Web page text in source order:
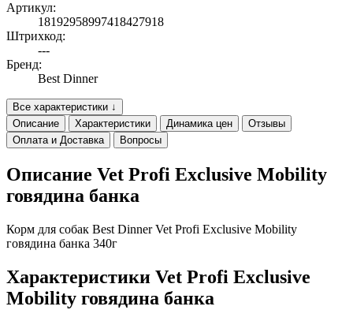
Артикул:
18192958997418427918
Штрихкод:
---
Бренд:
Best Dinner
Все характеристики ↓
Описание
Характеристики Динамика цен
Отзывы
Оплата и Доставка
Вопросы
Описание Vet Profi Exclusive Mobility
говядина банка
Корм для собак Best Dinner Vet Profi Exclusive Mobility
говядина банка 340г
Характеристики Vet Profi Exclusive
Mobility говядина банка